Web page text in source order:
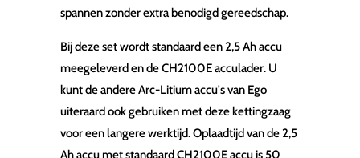
spannen zonder extra benodigd gereedschap.
Bij deze set wordt standaard een 2,5 Ah accu
meegeleverd en de CH2100E acculader. U
kunt de andere Arc-Litium accu's van Ego
uiteraard ook gebruiken met deze kettingzaag
voor een langere werktijd. Oplaadtijd van de 2,5
Ah accu met standaard CH2100E accu is 50